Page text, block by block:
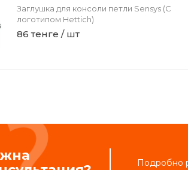
Заглушка для консоли петли Sensys (С
логотипом Hettich)
86 тенге / шт
Подробно